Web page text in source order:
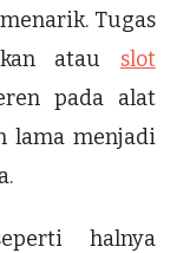
Tugas
atau slot
pada alat
lama menjadi
halnya